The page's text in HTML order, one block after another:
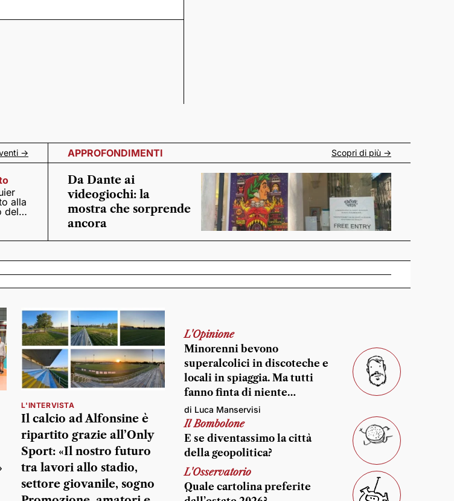
->
alla
del
APPROFONDIMENTI Scopri di più ->
Da Dante ai
videogiochi: la
mostra che sorprende
ancora
L'INTERVISTA
Il calcio ad Alfonsine è
ripartito grazie all’Only
Sport: «Il nostro futuro
tra lavori allo stadio,
settore giovanile, sogno
L'Opinione
Minorenni bevono
superalcolici in discoteche e
locali in spiaggia. Ma tutti
fanno finta di niente…
di Luca Manservisi
Il Bombolone
E se diventassimo la città
della geopolitica?
L'Osservatorio
Quale cartolina preferite